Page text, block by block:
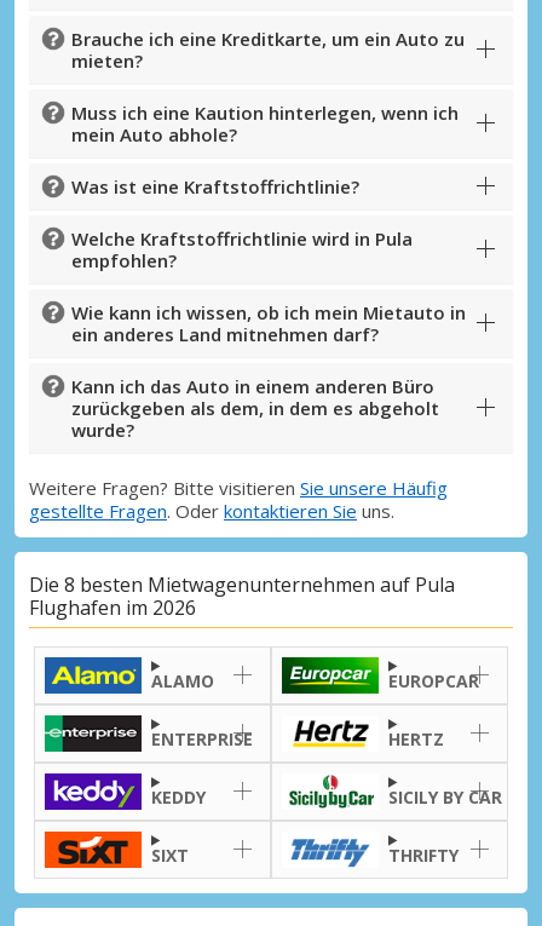
Brauche ich eine Kreditkarte, um ein Auto zu
mieten?
Muss ich eine Kaution hinterlegen, wenn ich
mein Auto abhole?
Was ist eine Kraftstoffrichtlinie?
Welche Kraftstoffrichtlinie wird in Pula
empfohlen?
Wie kann ich wissen, ob ich mein Mietauto in
ein anderes Land mitnehmen darf?
Kann ich das Auto in einem anderen Büro
zurückgeben als dem, in dem es abgeholt
wurde?
Weitere Fragen? Bitte visitieren Sie unsere Häufig
gestellte Fragen. Oder kontaktieren Sie uns.
Die 8 besten Mietwagenunternehmen auf Pula
Flughafen im 2026
ALAMO EUROPCAR
ENTERPRISE HERTZ
KEDDY SICILY BY CAR
SIXT THRIFTY